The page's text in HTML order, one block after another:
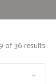
of 36 results